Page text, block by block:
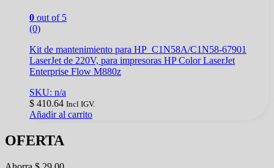
0 out of 5
(0)
Kit de mantenimiento para HP C1N58A/C1N58-67901
LaserJet de 220V, para impresoras HP Color LaserJet
Enterprise Flow M880z
SKU: n/a
$ 410.64 Incl IGV.
Añadir al carrito
OFERTA